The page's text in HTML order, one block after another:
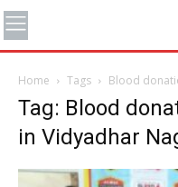
Home Tags Blood
Tag: Blood
in Vidyadhar